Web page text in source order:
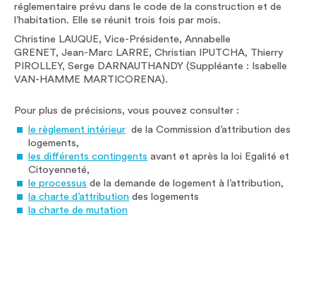
réglementaire prévu dans le code de la construction et de
l’habitation. Elle se réunit trois fois par mois.
Christine LAUQUE, Vice-Présidente, Annabelle
GRENET, Jean-Marc LARRE, Christian IPUTCHA, Thierry
PIROLLEY, Serge DARNAUTHANDY (Suppléante : Isabelle
VAN-HAMME MARTICORENA).
Pour plus de précisions, vous pouvez consulter :
le règlement intérieur de la Commission d’attribution des
logements,
les différents contingents avant et après la loi Egalité et
Citoyenneté,
le processus de la demande de logement à l’attribution,
la charte d’attribution des logements
la charte de mutation